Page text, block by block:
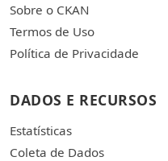
Sobre o CKAN
Termos de Uso
Política de Privacidade
DADOS E RECURSOS
Estatísticas
Coleta de Dados